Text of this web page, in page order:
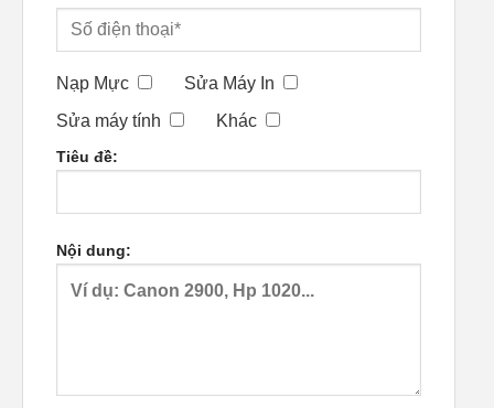
Nạp Mực
Sửa Máy In
Sửa máy tính
Khác
Tiêu đề:
Nội dung: